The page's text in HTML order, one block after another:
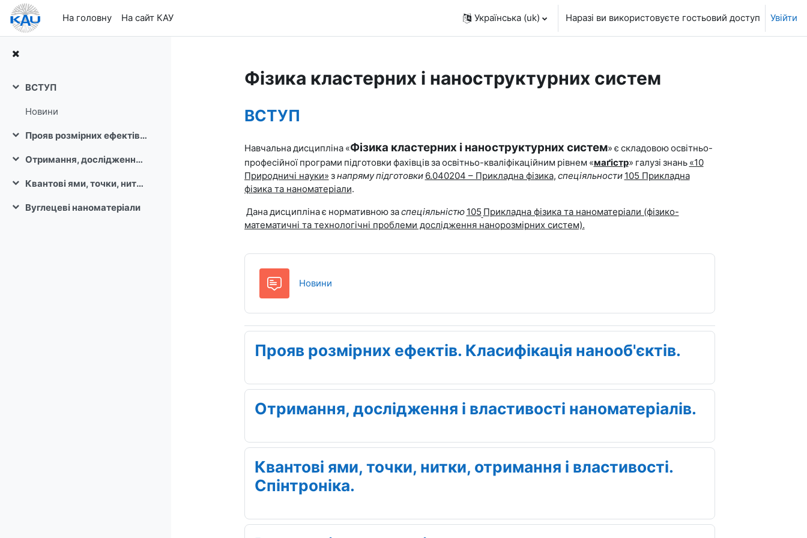
Перейти до головного вмісту
На головну
На сайт КАУ Українська ‎(uk)‎ Наразі ви використовуєте гостьовий доступ Увійти
Згорнути
ВСТУП
Новини
Згорнути Прояв розмірних ефектів. Класифікація нанооб'єктів.
Згорнути Отримання, дослідження і властивості наноматеріалів.
Згорнути Квантові ями, точки, нитки, отримання і властивості. Спінтроніка.
Згорнути
Вуглецеві наноматеріали
Фізика кластерних і наноструктурних систем
Структура за темами
ВСТУП
Навчальнадисципліна «Фізика кластерних і наноструктурних систем» є складовоюосвітньо-
професійної програми підготовки фахівцівзаосвітньо-кваліфіка­ційним рівнем «маґістр» галузі знань «10
Природничі науки» знапрямупідготовки 6.040204 – Прикладна фізика, спеціяльности 105 Прикладна
фізика та наноматеріали.
Данадисциплінає нормативноюзаспеціяльністю 105 Прикладна фізика та наноматеріали (фізико-
математичні та технологічні проблеми дослідження нанорозмірних систем).
НовиниФорум
Прояв розмірних ефектів. Класифікація нанооб'єктів.
Отримання, дослідження і властивості наноматеріалів.
Квантові ями, точки, нитки, отримання і властивості.
Спінтроніка.